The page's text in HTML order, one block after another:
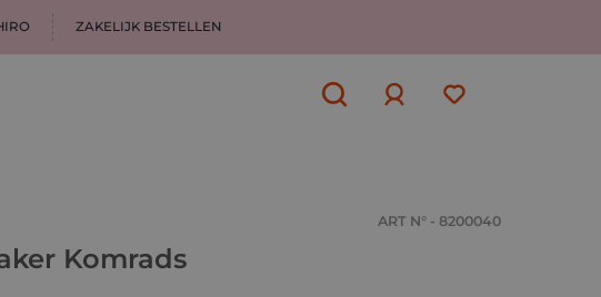
ZAKELIJK BESTELLEN
ART N° - 8200040
Komrads